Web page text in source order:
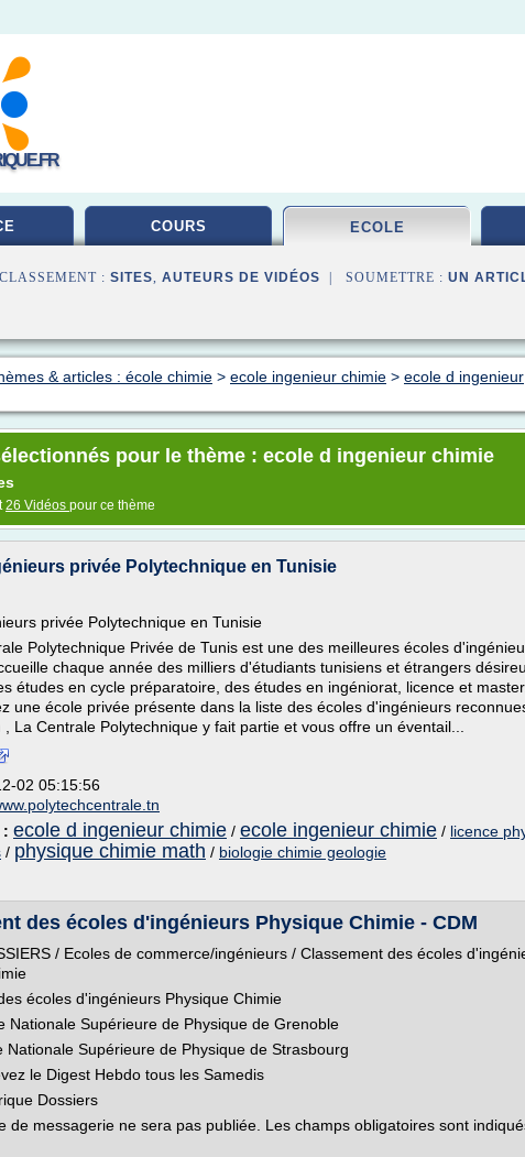
COURS ECOLE
: SITES, AUTEURS DE VIDÉOS | SOUMETTRE : UN
& articles : école chimie > ecole ingenieur chimie > ecole d ingenieur
pour le thème : ecole d ingenieur chimie
26 Vidéos pour ce thème
privée Polytechnique en Tunisie
privée Polytechnique en Tunisie
Polytechnique Privée de Tunis est une des meilleures écoles
chaque année des milliers d'étudiants tunisiens et étrangers
études en cycle préparatoire, des études en ingéniorat, licence et
une école privée présente dans la liste des écoles d'ingénieurs
, La Centrale Polytechnique y fait partie et vous offre un éventail...
02 05:15:56
: ecole d ingenieur chimie / ecole ingenieur chimie / licence
/ physique chimie math / biologie chimie geologie
des écoles d'ingénieurs Physique Chimie - CDM
/ Ecoles de commerce/ingénieurs / Classement des écoles
écoles d'ingénieurs Physique Chimie
Nationale Supérieure de Physique de Grenoble
Nationale Supérieure de Physique de Strasbourg
le Digest Hebdo tous les Samedis
Dossiers
de messagerie ne sera pas publiée. Les champs obligatoires sont